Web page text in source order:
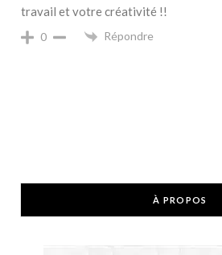
travail et votre créativité !!
0 Répondre
À PROPOS